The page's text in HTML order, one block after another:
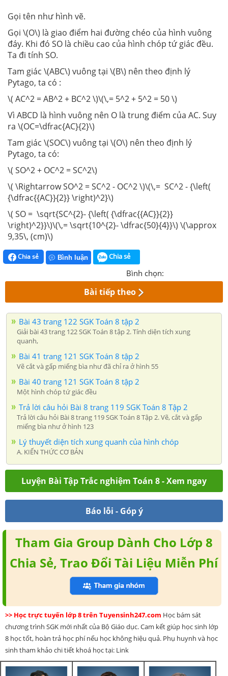
Gọi tên như hình vẽ.
Gọi \(O\) là giao điểm hai đường chéo của hình vuông
đáy. Khi đó SO là chiều cao của hình chóp tứ giác đều.
Ta đi tính SO.
Tam giác \(ABC\) vuông tại \(B\) nên theo định lý
Pytago, ta có :
\( AC^2 = AB^2 + BC^2 \)\(\,= 5^2 + 5^2 = 50 \)
Vì ABCD là hình vuông nên O là trung điểm của AC. Suy
ra \(OC=\dfrac{AC}{2}\)
Tam giác \(SOC\) vuông tại \(O\) nên theo định lý
Pytago, ta có:
\( SO^2 + OC^2 = SC^2\)
\( \Rightarrow SO^2 = SC^2 - OC^2 \)\(\,= SC^2 - {\left(
{\dfrac{{AC}}{2}} \right)^2}\)
\( SO = \sqrt{SC^{2}- {\left( {\dfrac{{AC}}{2}}
\right)^2}}\)\(\,= \sqrt{10^{2}- \dfrac{50}{4}}\) \(\approx
9,35\, (cm)\)
Chia sẻ Bình luận Chia sẻ
Bình chọn:
Bài tiếp theo
Bài 43 trang 122 SGK Toán 8 tập 2
Giải bài 43 trang 122 SGK Toán 8 tập 2. Tính diện tích xung
quanh,
Bài 41 trang 121 SGK Toán 8 tập 2
Vẽ cắt và gấp miếng bìa như đã chỉ ra ở hình 55
Bài 40 trang 121 SGK Toán 8 tập 2
Một hình chóp tứ giác đều
Trả lời câu hỏi Bài 8 trang 119 SGK Toán 8 Tập 2
Trả lời câu hỏi Bài 8 trang 119 SGK Toán 8 Tập 2. Vẽ, cắt và gấp
miếng bìa như ở hình 123
Lý thuyết diện tích xung quanh của hình chóp
A. KIẾN THỨC CƠ BẢN
Luyện Bài Tập Trắc nghiệm Toán 8 - Xem ngay
Báo lỗi - Góp ý
Tham Gia Group Dành Cho Lớp 8
Chia Sẻ, Trao Đổi Tài Liệu Miễn Phí
>> Học trực tuyến lớp 8 trên Tuyensinh247.com Học bám sát
chương trình SGK mới nhất của Bộ Giáo dục. Cam kết giúp học sinh lớp
8 học tốt, hoàn trả học phí nếu học không hiệu quả. Phụ huynh và học
sinh tham khảo chi tiết khoá học tại: Link